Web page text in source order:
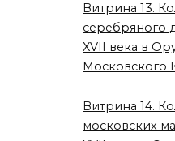
Витрина 13.
серебряного
XVII века в
Московского
Витрина 14.
московских